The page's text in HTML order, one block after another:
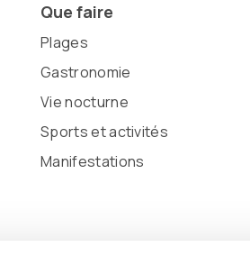
Que faire
Plages
Gastronomie
Vie nocturne
Sports et activités
Manifestations